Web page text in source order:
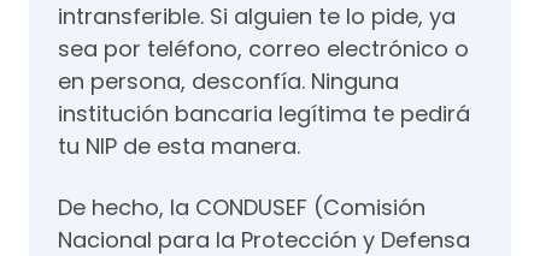
intransferible. Si alguien te lo pide, ya
sea por teléfono, correo electrónico o
en persona, desconfía. Ninguna
institución bancaria legítima te pedirá
tu NIP de esta manera.
De hecho, la CONDUSEF (Comisión
Nacional para la Protección y Defensa